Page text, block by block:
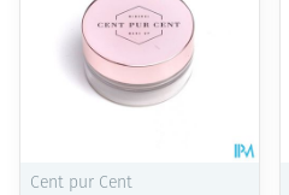
Cent pur Cent